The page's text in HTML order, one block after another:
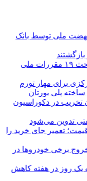
۳۹۶ هزار واحد نهضت ملی توسط بانک
تمدید اجرای همزمان دو ویرایش مبحث ۱۹ مقررات ملی
برای مهار تورم
پلی یورتان
تخریب در دکوراسیون
تدوین می‌شود
تعمیر جای خرید را
برخی خودروها در
روز در هفته کاهش